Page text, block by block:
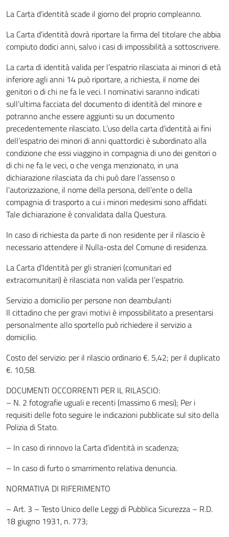
La Carta d’identità scade il giorno del proprio compleanno.
La Carta d’identità dovrà riportare la firma del titolare che abbia
compiuto dodici anni, salvo i casi di impossibilità a sottoscrivere.
La carta di identità valida per l’espatrio rilasciata ai minori di età
inferiore agli anni 14 può riportare, a richiesta, il nome dei
genitori o di chi ne fa le veci. I nominativi saranno indicati
sull’ultima facciata del documento di identità del minore e
potranno anche essere aggiunti su un documento
precedentemente rilasciato. L’uso della carta d’identità ai fini
dell’espatrio dei minori di anni quattordici è subordinato alla
condizione che essi viaggino in compagnia di uno dei genitori o
di chi ne fa le veci, o che venga menzionato, in una
dichiarazione rilasciata da chi può dare l’assenso o
l’autorizzazione, il nome della persona, dell’ente o della
compagnia di trasporto a cui i minori medesimi sono affidati.
Tale dichiarazione è convalidata dalla Questura.
In caso di richiesta da parte di non residente per il rilascio è
necessario attendere il Nulla-osta del Comune di residenza.
La Carta d’Identità per gli stranieri (comunitari ed
extracomunitari) è rilasciata non valida per l’espatrio.
Servizio a domicilio per persone non deambulanti
Il cittadino che per gravi motivi è impossibilitato a presentarsi
personalmente allo sportello può richiedere il servizio a
domicilio.
Costo del servizio: per il rilascio ordinario €. 5,42; per il duplicato
€. 10,58.
DOCUMENTI OCCORRENTI PER IL RILASCIO:
– N. 2 fotografie uguali e recenti (massimo 6 mesi); Per i
requisiti delle foto seguire le indicazioni pubblicate sul sito della
Polizia di Stato.
– In caso di rinnovo la Carta d’identità in scadenza;
– In caso di furto o smarrimento relativa denuncia.
NORMATIVA DI RIFERIMENTO
– Art. 3 – Testo Unico delle Leggi di Pubblica Sicurezza – R.D.
18 giugno 1931, n. 773;